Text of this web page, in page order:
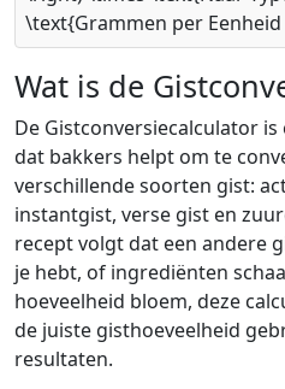
\text{Grammen per Eenheid
Wat is de
De Gistconversiecalculator
dat bakkers helpt om te
verschillende soorten gist:
instantgist, verse gist en
recept volgt dat een andere
je hebt, of ingrediënten
hoeveelheid bloem, deze
de juiste gisthoeveelheid
resultaten.